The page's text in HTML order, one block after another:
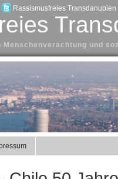
Rassismusfreies Transdanubien
und